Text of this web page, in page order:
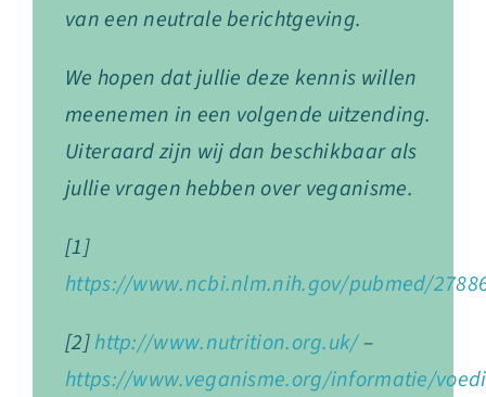
van een neutrale berichtgeving.
We hopen dat jullie deze kennis willen
meenemen in een volgende uitzending.
Uiteraard zijn wij dan beschikbaar als
jullie vragen hebben over veganisme.
[1]
https://www.ncbi.nlm.nih.gov/pubmed/
[2]http://www.nutrition.org.uk/–
https://www.veganisme.org/informatie/